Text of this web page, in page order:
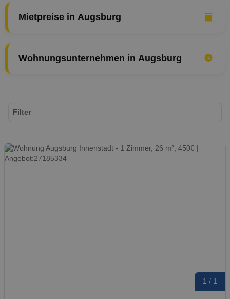
Mietpreise in Augsburg
Wohnungsunternehmen in Augsburg
1 / 1
Filter